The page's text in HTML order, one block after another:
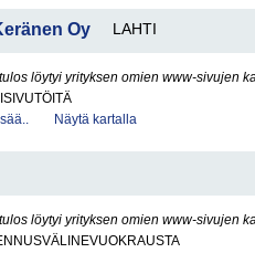
Oy LAHTI
löytyi yrityksen omien www-sivujen
Näytä kartalla
löytyi yrityksen omien www-sivujen